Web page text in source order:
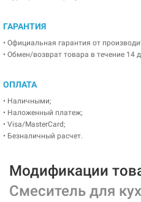
ГАРАНТИЯ
• Официальная гарантия от
• Обмен/возврат товара в течение 14
ОПЛАТА
• Наличными;
• Наложенный платеж;
• Visa/MasterCard;
• Безналичный расчет.
Модификации
Смеситель для